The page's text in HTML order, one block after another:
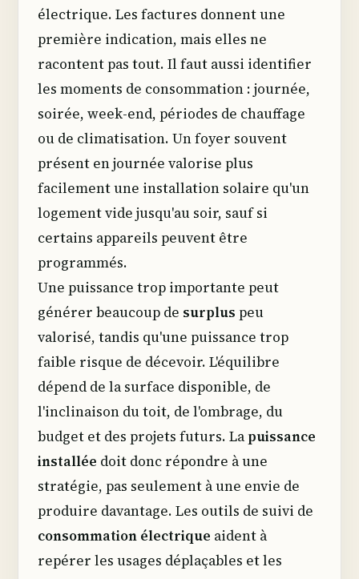
électrique. Les factures donnent une
première indication, mais elles ne
racontent pas tout. Il faut aussi identifier
les moments de consommation : journée,
soirée, week-end, périodes de chauffage
ou de climatisation. Un foyer souvent
présent en journée valorise plus
facilement une installation solaire qu'un
logement vide jusqu'au soir, sauf si
certains appareils peuvent être
programmés.
Une puissance trop importante peut
générer beaucoup de surplus peu
valorisé, tandis qu'une puissance trop
faible risque de décevoir. L'équilibre
dépend de la surface disponible, de
l'inclinaison du toit, de l'ombrage, du
budget et des projets futurs. Lapuissance
installée doit donc répondre à une
stratégie, pas seulement à une envie de
produire davantage. Les outils de suivi de
consommation électrique aident à
repérer les usages déplaçables et les